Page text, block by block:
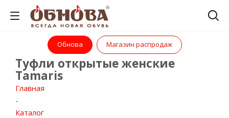
Обнова Магазин распродаж
Туфли открытые женские
Tamaris
Главная
-
Каталог